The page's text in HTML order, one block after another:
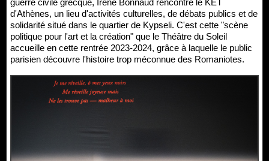
d'Athènes, un lieu d'activités culturelles, de débats publics et de
solidarité situé dans le quartier de Kypseli. C'est cette "scène
politique pour l'art et la création" que le Théâtre du Soleil
accueille en cette rentrée 2023-2024, grâce à laquelle le public
parisien découvre l'histoire trop méconnue des Romaniotes.